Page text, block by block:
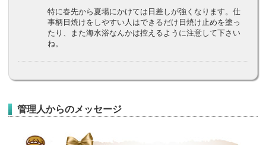
特に春先から夏場にかけては日差しが強くなります。仕
事柄日焼けをしやすい人はできるだけ日焼け止めを塗っ
たり、また海水浴なんかは控えるように注意して下さい
ね。
管理人からのメッセージ